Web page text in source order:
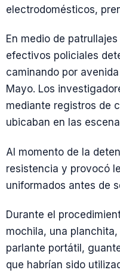
electrodomésticos,
En medio de
efectivos policiales
caminando por
Mayo. Los
mediante registros de
ubicaban en las
Al momento de la
resistencia y provocó
uniformados antes de
Durante el
mochila, una
parlante portátil,
que habrían sido